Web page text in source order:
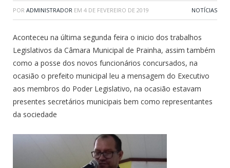
POR ADMINISTRADOR EM 4 DE FEVEREIRO DE 2019 NOTÍCIAS
Aconteceu na última segunda feira o inicio dos trabalhos
Legislativos da Câmara Municipal de Prainha, assim também
como a posse dos novos funcionários concursados, na
ocasião o prefeito municipal leu a mensagem do Executivo
aos membros do Poder Legislativo, na ocasião estavam
presentes secretários municipais bem como representantes
da sociedade